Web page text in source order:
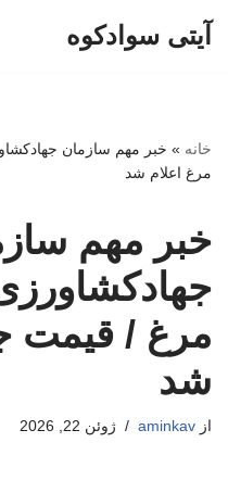
آیتی سوادکوه
خانه » خبر مهم سازمان
مرغ اعلام شد
خبر مهم
جهادکشاورزی
مرغ / قیمت
شد
از aminkav ژوئن 22, 2026